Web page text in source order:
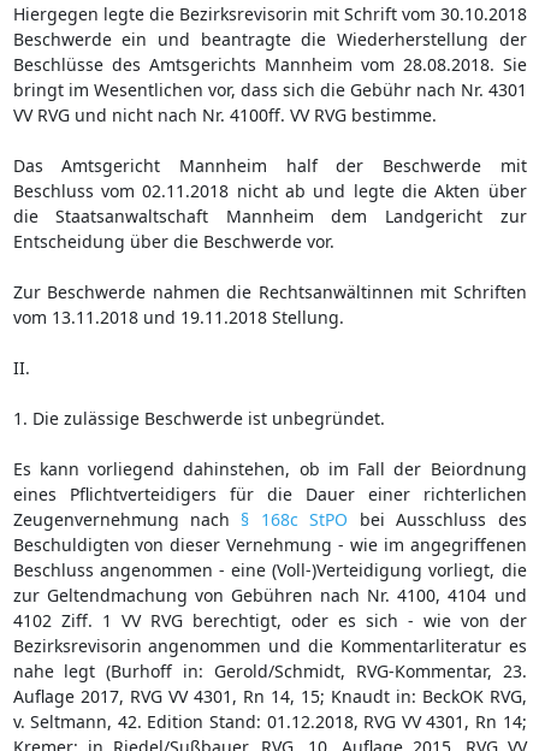
Hiergegen legte die Bezirksrevisorin mit Schrift vom 30.10.2018
Beschwerde ein und beantragte die Wiederherstellung der
Beschlüsse des Amtsgerichts Mannheim vom 28.08.2018. Sie
bringt im Wesentlichen vor, dass sich die Gebühr nach Nr. 4301
VV RVG und nicht nach Nr. 4100ff. VV RVG bestimme.
Das Amtsgericht Mannheim half der Beschwerde mit
Beschluss vom 02.11.2018 nicht ab und legte die Akten über
die Staatsanwaltschaft Mannheim dem Landgericht zur
Entscheidung über die Beschwerde vor.
Zur Beschwerde nahmen die Rechtsanwältinnen mit Schriften
vom 13.11.2018 und 19.11.2018 Stellung.
II.
1. Die zulässige Beschwerde ist unbegründet.
Es kann vorliegend dahinstehen, ob im Fall der Beiordnung
eines Pflichtverteidigers für die Dauer einer richterlichen
Zeugenvernehmung nach § 168c StPO bei Ausschluss des
Beschuldigten von dieser Vernehmung - wie im angegriffenen
Beschluss angenommen - eine (Voll-)Verteidigung vorliegt, die
zur Geltendmachung von Gebühren nach Nr. 4100, 4104 und
4102 Ziff. 1 VV RVG berechtigt, oder es sich - wie von der
Bezirksrevisorin angenommen und die Kommentarliteratur es
nahe legt (Burhoff in: Gerold/Schmidt, RVG-Kommentar, 23.
Auflage 2017, RVG VV 4301, Rn 14, 15; Knaudt in: BeckOK RVG,
v. Seltmann, 42. Edition Stand: 01.12.2018, RVG VV 4301, Rn 14;
Kremer: in Riedel/Sußbauer, RVG, 10. Auflage 2015, RVG VV